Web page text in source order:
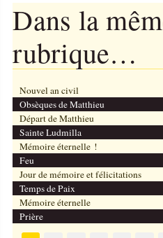
Dans la
rubrique…
Nouvel an civil
Obsèques de Matthieu
Départ de Matthieu
Sainte Ludmilla
Mémoire éternelle !
Feu
Jour de mémoire et félicitations
Temps de Paix
Mémoire éternelle
Prière